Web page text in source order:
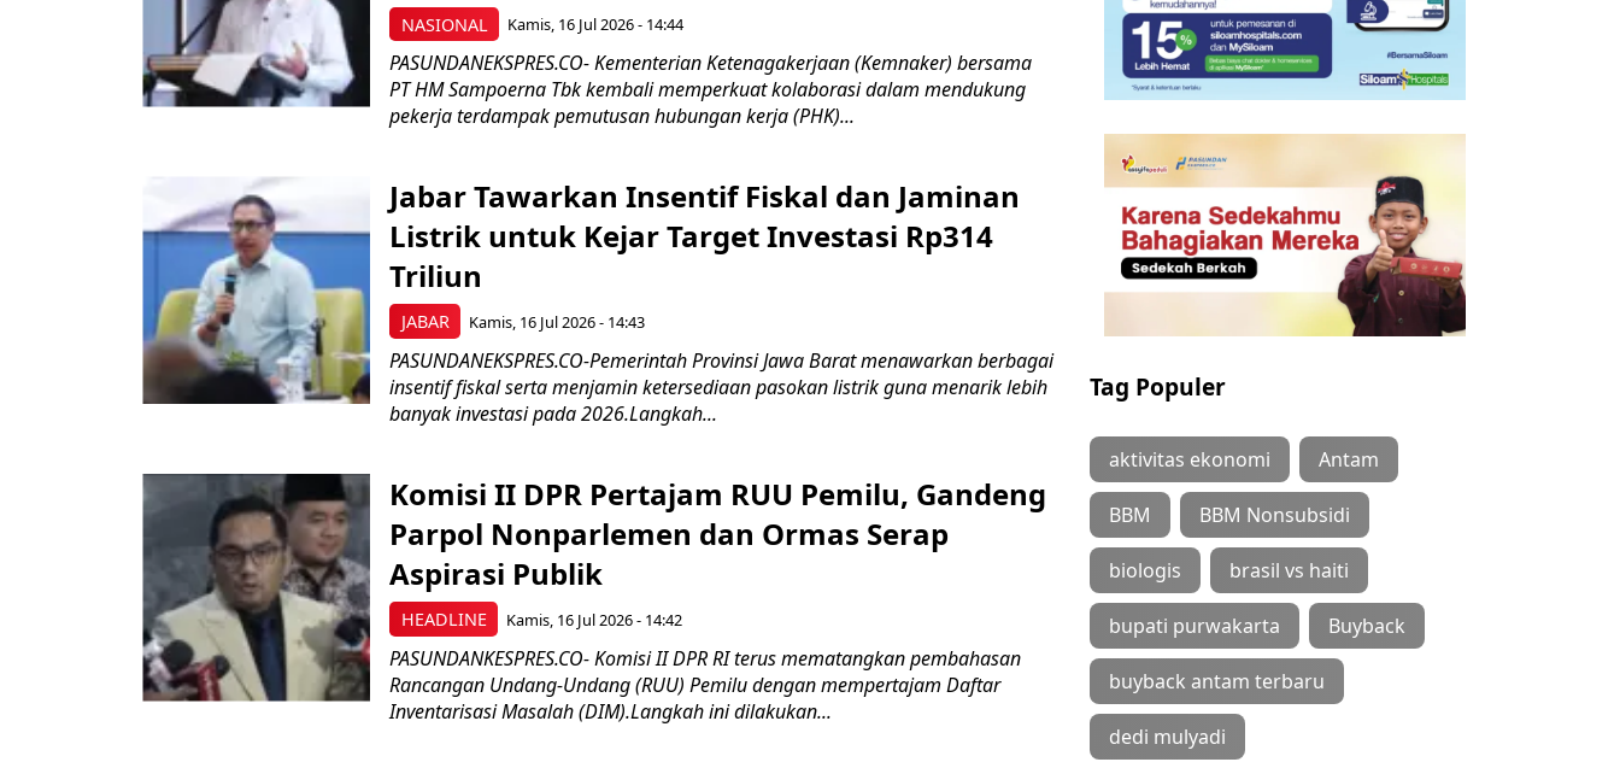
NASIONAL Kamis, 16 Jul 2026 - 14:44
PASUNDANEKSPRES.CO- Kementerian Ketenagakerjaan (Kemnaker) bersama
PT HM Sampoerna Tbk kembali memperkuat kolaborasi dalam mendukung
pekerja terdampak pemutusan hubungan kerja (PHK)...
JABAR
Jabar Tawarkan Insentif Fiskal dan Jaminan
Listrik untuk Kejar Target Investasi Rp314
Triliun
Kamis, 16 Jul 2026 - 14:43
PASUNDANEKSPRES.CO-Pemerintah Provinsi Jawa Barat menawarkan berbagai
insentif fiskal serta menjamin ketersediaan pasokan listrik guna menarik lebih
banyak investasi pada 2026.Langkah...
HEADLINE
Komisi II DPR Pertajam RUU Pemilu, Gandeng
Parpol Nonparlemen dan Ormas Serap
Aspirasi Publik
Kamis, 16 Jul 2026 - 14:42
PASUNDANKESPRES.CO- Komisi II DPR RI terus mematangkan pembahasan
Rancangan Undang-Undang (RUU) Pemilu dengan mempertajam Daftar
Inventarisasi Masalah (DIM).Langkah ini dilakukan...
Tag Populer
aktivitas ekonomi Antam
BBM BBM Nonsubsidi
biologis brasil vs haiti
bupati purwakarta Buyback
buyback antam terbaru
dedi mulyadi